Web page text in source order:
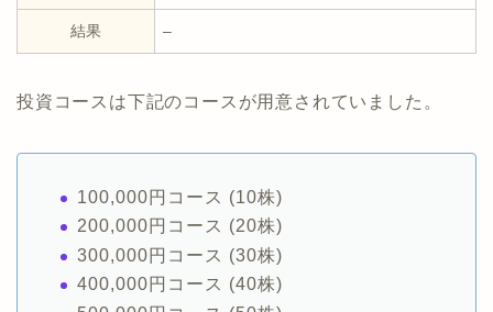
結果 –
投資コースは下記のコースが用意されていました。
100,000円コース (10株)
200,000円コース (20株)
300,000円コース (30株)
400,000円コース (40株)